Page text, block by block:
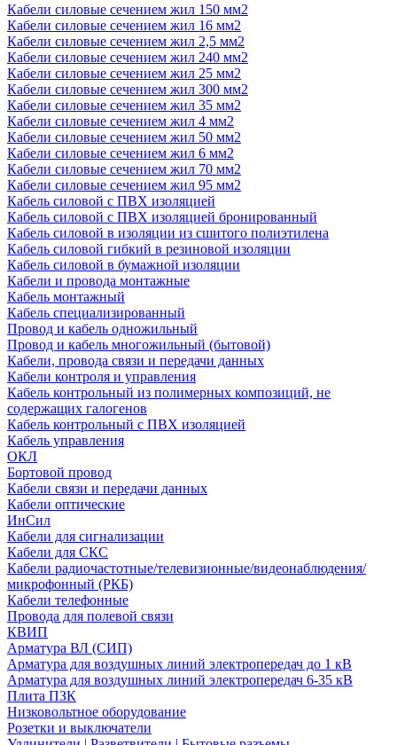
Кабели силовые сечением жил 150 мм2
Кабели силовые сечением жил 16 мм2
Кабели силовые сечением жил 2,5 мм2
Кабели силовые сечением жил 240 мм2
Кабели силовые сечением жил 25 мм2
Кабели силовые сечением жил 300 мм2
Кабели силовые сечением жил 35 мм2
Кабели силовые сечением жил 4 мм2
Кабели силовые сечением жил 50 мм2
Кабели силовые сечением жил 6 мм2
Кабели силовые сечением жил 70 мм2
Кабели силовые сечением жил 95 мм2
Кабель силовой с ПВХ изоляцией
Кабель силовой с ПВХ изоляцией бронированный
Кабель силовой в изоляции из сшитого полиэтилена
Кабель силовой гибкий в резиновой изоляции
Кабель силовой в бумажной изоляции
Кабели и провода монтажные
Кабель монтажный
Кабель специализированный
Провод и кабель одножильный
Провод и кабель многожильный (бытовой)
Кабели, провода связи и передачи данных
Кабели контроля и управления
Кабель контрольный из полимерных композиций, не
содержащих галогенов
Кабель контрольный с ПВХ изоляцией
Кабель управления
ОКЛ
Бортовой провод
Кабели связи и передачи данных
Кабели оптические
ИнСил
Кабели для сигнализации
Кабели для СКС
Кабели радиочастотные/телевизионные/видеонаблюдения/
микрофонный (РКБ)
Кабели телефонные
Провода для полевой связи
КВИП
Арматура ВЛ (СИП)
Арматура для воздушных линий электропередач до 1 кВ
Арматура для воздушных линий электропередач 6-35 кВ
Плита ПЗК
Низковольтное оборудование
Розетки и выключатели